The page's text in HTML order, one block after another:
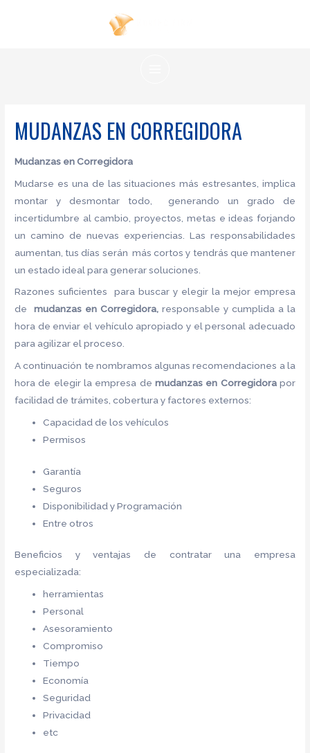
MUDANZAS EN CORREGIDORA
Mudanzas en Corregidora
Mudarse es una de las situaciones más estresantes, implica
montar y desmontar todo, generando un grado de
incertidumbre al cambio, proyectos, metas e ideas forjando
un camino de nuevas experiencias. Las responsabilidades
aumentan, tus días serán más cortos y tendrás que mantener
un estado ideal para generar soluciones.
Razones suficientes para buscar y elegir la mejor empresa
demudanzas en Corregidora, responsable y cumplida a la
hora de enviar el vehículo apropiado y el personal adecuado
para agilizar el proceso.
A continuación te nombramos algunas recomendaciones a la
hora de elegir la empresa de mudanzas en Corregidorapor
facilidad de trámites, cobertura y factores externos:
Capacidad de los vehículos
Permisos
Garantía
Seguros
Disponibilidad y Programación
Entre otros
Beneficios y ventajas de contratar una empresa
especializada:
herramientas
Personal
Asesoramiento
Compromiso
Tiempo
Economía
Seguridad
Privacidad
etc